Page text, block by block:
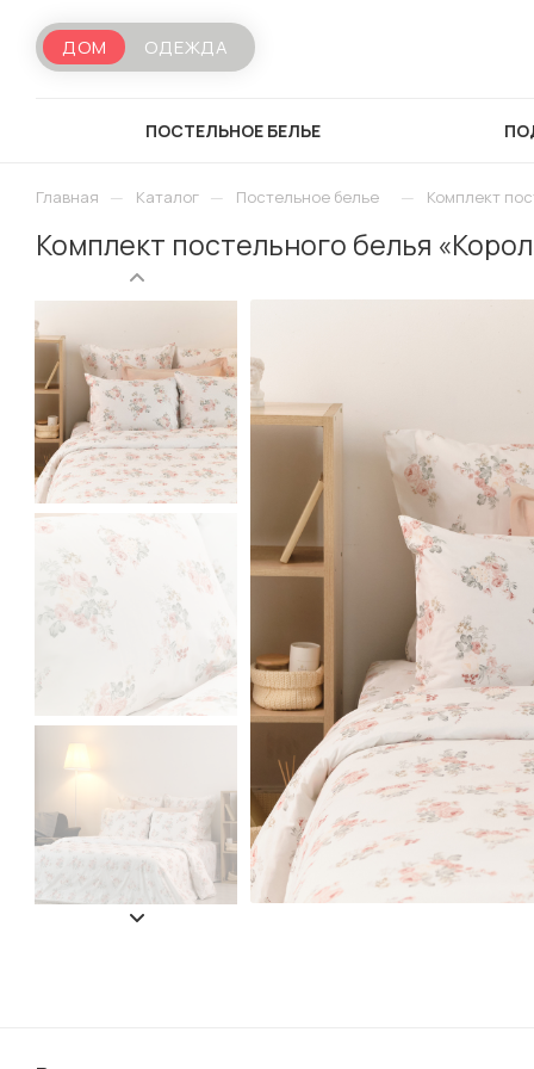
ДОМ ОДЕЖДА
ПОСТЕЛЬНОЕ БЕЛЬЕ
Главная — Каталог — Постельное белье — Комплект
Комплект постельного белья